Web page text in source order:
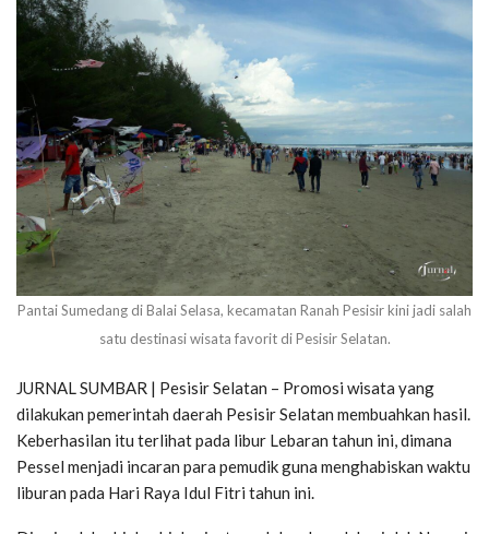
Pantai Sumedang di Balai Selasa, kecamatan Ranah Pesisir kini jadi salah
satu destinasi wisata favorit di Pesisir Selatan.
JURNAL SUMBAR | Pesisir Selatan – Promosi wisata yang
dilakukan pemerintah daerah Pesisir Selatan membuahkan hasil.
Keberhasilan itu terlihat pada libur Lebaran tahun ini, dimana
Pessel menjadi incaran para pemudik guna menghabiskan waktu
liburan pada Hari Raya Idul Fitri tahun ini.